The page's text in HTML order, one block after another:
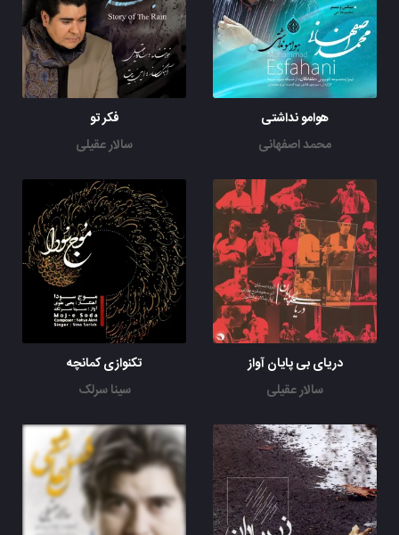
هوامو نداشتی
محمد اصفهانی
فکر تو
سالار عقیلی
دریای بی پایان آواز
سالار عقیلی
تکنوازی کمانچه
سینا سرلک